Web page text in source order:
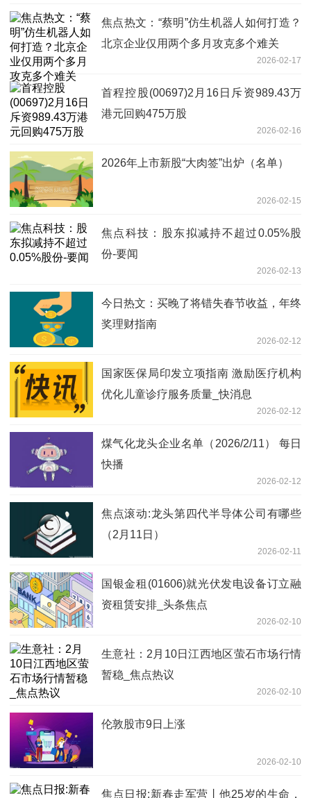
焦点热文：“蔡明”仿生机器人如何打造？
北京企业仅用两个多月攻克多个难关
2026-02-17
首程控股(00697)2月16日斥资989.43万
港元回购475万股
2026-02-16
2026年上市新股“大肉签”出炉（名单）
2026-02-15
焦点科技：股东拟减持不超过0.05%股
份-要闻
2026-02-13
今日热文：买晚了将错失春节收益，年终
奖理财指南
2026-02-12
国家医保局印发立项指南 激励医疗机构
优化儿童诊疗服务质量_快消息
2026-02-12
煤气化龙头企业名单（2026/2/11） 每日
快播
2026-02-12
焦点滚动:龙头第四代半导体公司有哪些
（2月11日）
2026-02-11
国银金租(01606)就光伏发电设备订立融
资租赁安排_头条焦点
2026-02-10
生意社：2月10日江西地区萤石市场行情
暂稳_焦点热议
2026-02-10
伦敦股市9日上涨
2026-02-10
焦点日报:新春走军营丨他25岁的生命，